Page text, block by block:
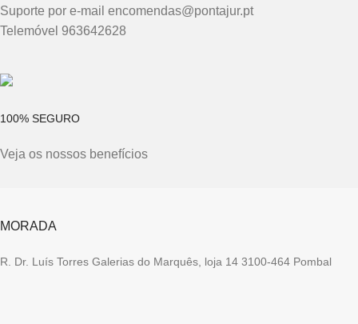
Suporte por e-mail encomendas@pontajur.pt
Telemóvel 963642628
100% SEGURO
Veja os nossos benefícios
MORADA
R. Dr. Luís Torres Galerias do Marquês, loja 14 3100-464 Pombal